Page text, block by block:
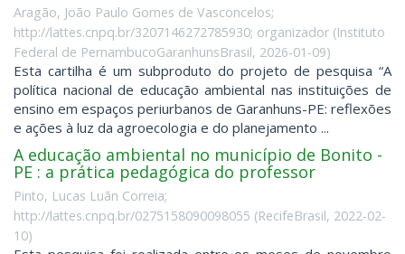
Aragão, João Paulo Gomes de Vasconcelos;
http://lattes.cnpq.br/3207146272785930; organizador (Instituto
Federal de PernambucoGaranhunsBrasil, 2026-01-09)
Esta cartilha é um subproduto do projeto de pesquisa “A
política nacional de educação ambiental nas instituições de
ensino em espaços periurbanos de Garanhuns-PE: reflexões
e ações à luz da agroecologia e do planejamento ...
A educação ambiental no município de Bonito -
PE : a prática pedagógica do professor
Pinto, Lucas Luãn Correia;
http://lattes.cnpq.br/0275158090098055 (RecifeBrasil, 2022-02-
10)